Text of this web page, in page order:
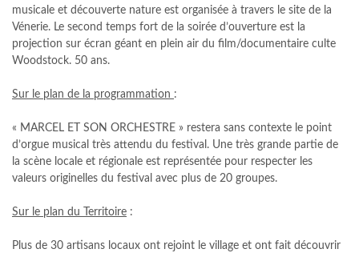
musicale et découverte nature est organisée à travers le site de la
Vénerie. Le second temps fort de la soirée d’ouverture est la
projection sur écran géant en plein air du film/documentaire culte
Woodstock. 50 ans.
Sur le plan de la programmation :
« MARCEL ET SON ORCHESTRE » restera sans contexte le point
d’orgue musical très attendu du festival. Une très grande partie de
la scène locale et régionale est représentée pour respecter les
valeurs originelles du festival avec plus de 20 groupes.
Sur le plan du Territoire :
Plus de 30 artisans locaux ont rejoint le village et ont fait découvrir